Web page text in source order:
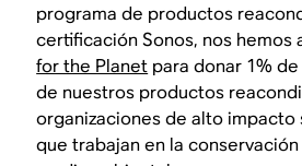
programa de productos
certificación Sonos, nos hemos
for the Planet para donar 1%
de nuestros productos
organizaciones de alto impacto
que trabajan en la